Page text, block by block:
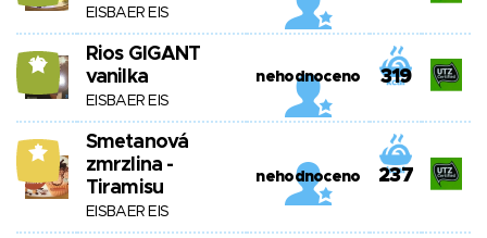
EISBAER EIS
10
Rios GIGANT
vanilka
EISBAER EIS
nehodnoceno 319
7
Smetanová
zmrzlina -
Tiramisu
EISBAER EIS
nehodnoceno 237